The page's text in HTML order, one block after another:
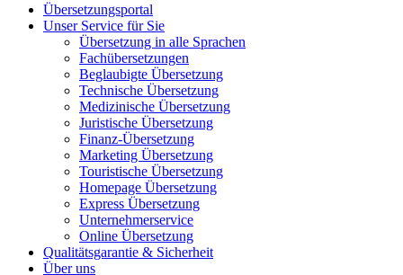
Übersetzungsportal
Unser Service für Sie
Übersetzung in alle Sprachen
Fachübersetzungen
Beglaubigte Übersetzung
Technische Übersetzung
Medizinische Übersetzung
Juristische Übersetzung
Finanz-Übersetzung
Marketing Übersetzung
Touristische Übersetzung
Homepage Übersetzung
Express Übersetzung
Unternehmerservice
Online Übersetzung
Qualitätsgarantie & Sicherheit
Über uns